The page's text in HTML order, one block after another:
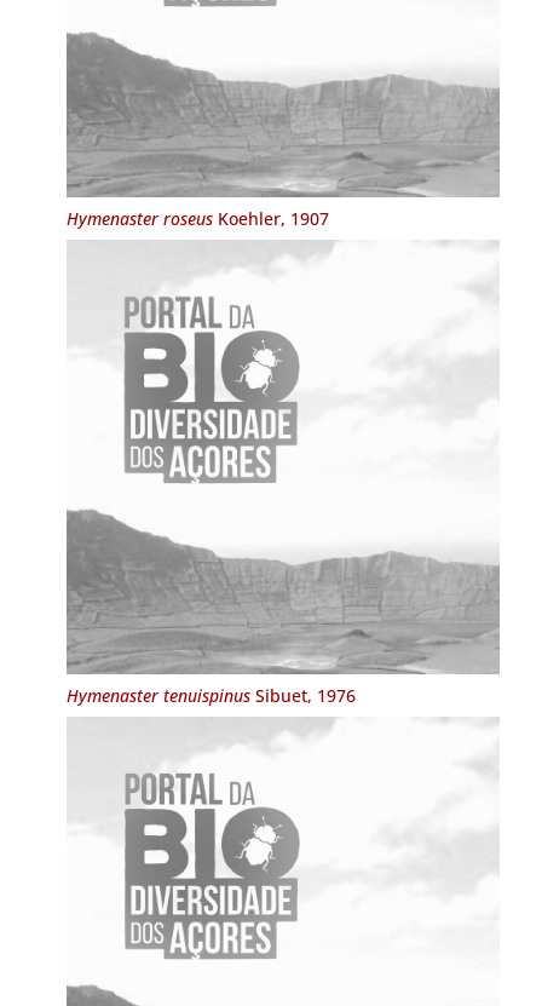
Hymenaster roseusKoehler, 1907
Hymenaster tenuispinusSibuet, 1976